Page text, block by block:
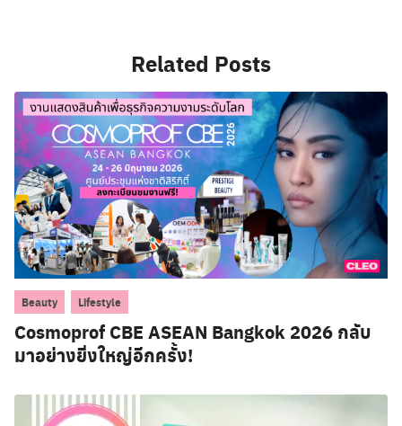
Related Posts
Beauty Lifestyle
Cosmoprof CBE ASEAN Bangkok 2026 กลับ
มาอย่างยิ่งใหญ่อีกครั้ง!